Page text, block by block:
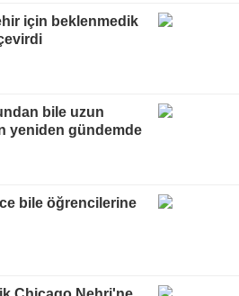
için beklenmedik
bile uzun
yeniden gündemde
bile öğrencilerine